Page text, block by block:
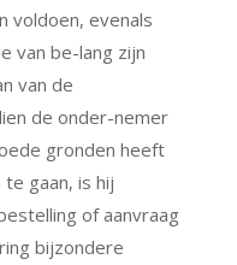
voldoen, evenals
van be-lang zijn
van de
de onder-nemer
gronden heeft
gaan, is hij
of aanvraag
bijzondere